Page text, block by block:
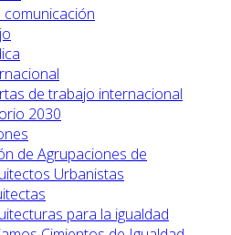
comunicación
de trabajo internacional
2030
de Agrupaciones de
Urbanistas
para la igualdad